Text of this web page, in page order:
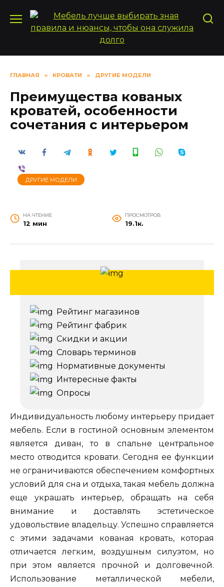
содержанию
ГЛАВНАЯ » КРОВАТИ » ДРУГИЕ МОДЕЛИ
Преимущества кованых
кроватей, особенности
сочетания с интерьером
ДРУГИЕ МОДЕЛИ
НА ЧТЕНИЕ
12 мин
ПРОСМОТРОВ
19.1к.
Рейтинг магазинов
Рейтинг фабрик
Скидки и акции
Словарь терминов
Нормативные документы
Интересные факты
Опросы
Индивидуальность любому интерьеру придает
мебель. Если в гостиной основным элементом
является диван, то в спальне центральное
место отводится кровати. Сегодня ее функции
не ограничиваются обеспечением комфортных
условий для сна и отдыха, такая мебель должна
еще украшать интерьер, обращать на себя
внимание и доставлять эстетическое
удовольствие владельцу. Успешно справляется
с этими задачами кованая кровать, которая
отличается легким, воздушным силуэтом, но
при этом является прочной и долговечной.
Использование металлической мебели,